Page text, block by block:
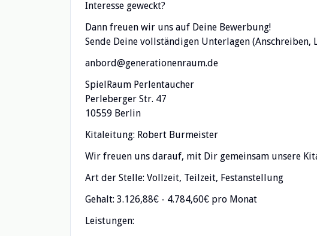
Interesse geweckt?
Dann freuen wir uns auf Deine Bewerbung!
Sende Deine vollständigen Unterlagen (Anschreiben,
anbord@generationenraum.de
SpielRaum Perlentaucher
Perleberger Str. 47
10559 Berlin
Kitaleitung: Robert Burmeister
Wir freuen uns darauf, mit Dir gemeinsam unsere
Art der Stelle: Vollzeit, Teilzeit, Festanstellung
Gehalt: 3.126,88€ - 4.784,60€ pro Monat
Leistungen: